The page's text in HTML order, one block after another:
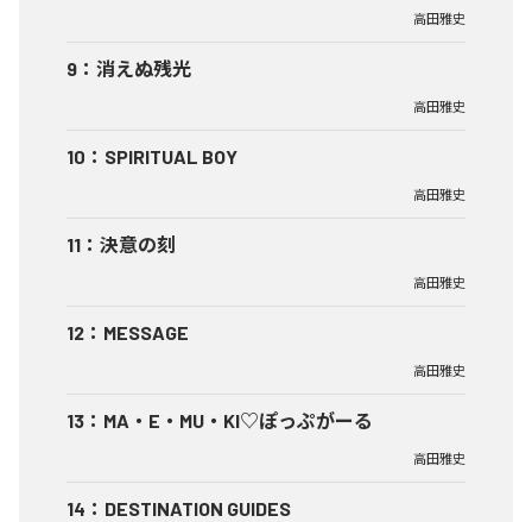
高田雅史
9 ： 消えぬ残光
高田雅史
10 ： SPIRITUAL BOY
高田雅史
11 ： 決意の刻
高田雅史
12 ： MESSAGE
高田雅史
13 ： MA・E・MU・KI♡ぽっぷがーる
高田雅史
14 ： DESTINATION GUIDES